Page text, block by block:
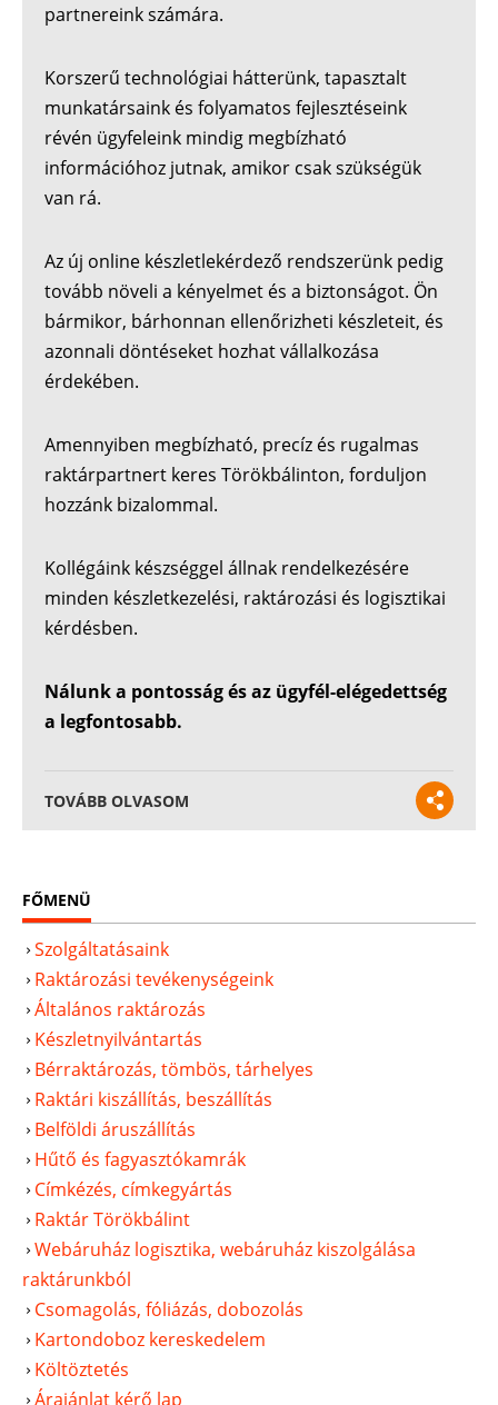
partnereink számára.
Korszerű technológiai hátterünk, tapasztalt
munkatársaink és folyamatos fejlesztéseink
révén ügyfeleink mindig megbízható
információhoz jutnak, amikor csak szükségük
van rá.
Az új online készletlekérdező rendszerünk pedig
tovább növeli a kényelmet és a biztonságot. Ön
bármikor, bárhonnan ellenőrizheti készleteit, és
azonnali döntéseket hozhat vállalkozása
érdekében.
Amennyiben megbízható, precíz és rugalmas
raktárpartnert keres Törökbálinton, forduljon
hozzánk bizalommal.
Kollégáink készséggel állnak rendelkezésére
minden készletkezelési, raktározási és logisztikai
kérdésben.
Nálunk a pontosság és az ügyfél-elégedettség
a legfontosabb.
TOVÁBB OLVASOM
FŐMENÜ
Szolgáltatásaink
Raktározási tevékenységeink
Általános raktározás
Készletnyilvántartás
Bérraktározás, tömbös, tárhelyes
Raktári kiszállítás, beszállítás
Belföldi áruszállítás
Hűtő és fagyasztókamrák
Címkézés, címkegyártás
Raktár Törökbálint
Webáruház logisztika, webáruház kiszolgálása
raktárunkból
Csomagolás, fóliázás, dobozolás
Kartondoboz kereskedelem
Költöztetés
Árajánlat kérő lap